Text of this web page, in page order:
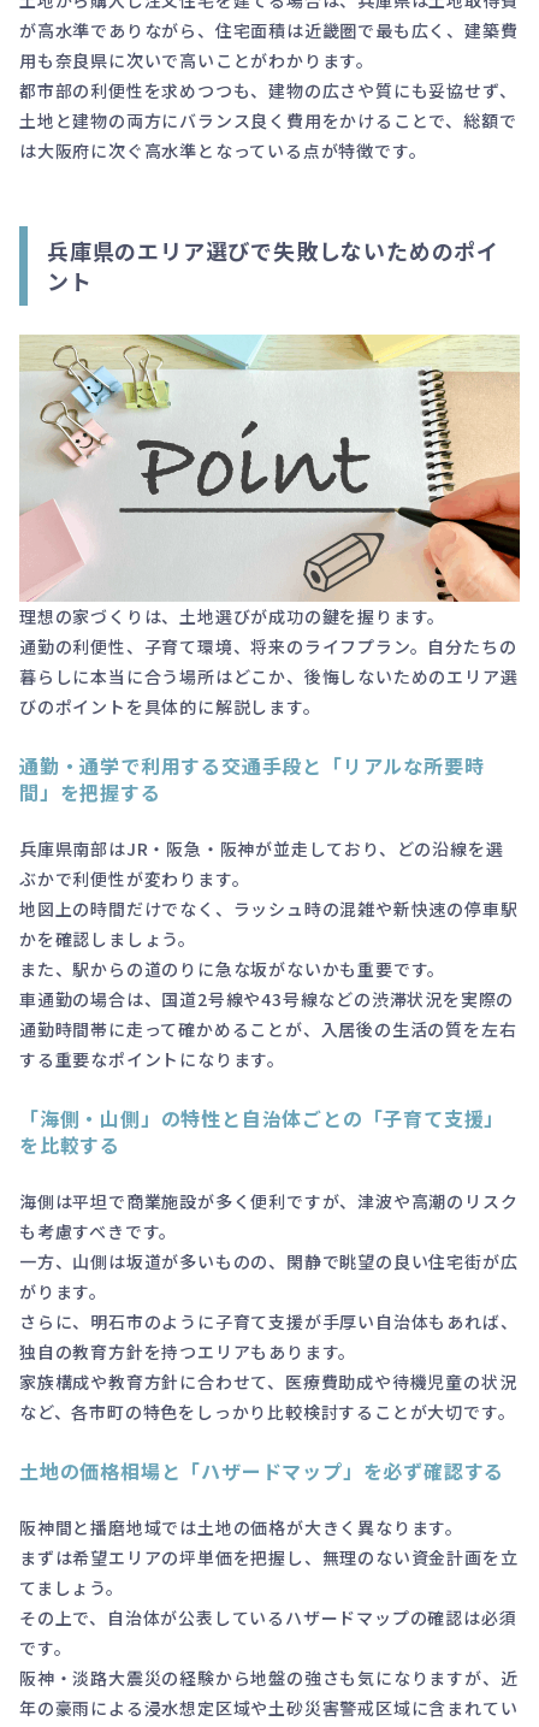
が高水準でありながら、住宅面積は近畿圏で最も広く、建築費
用も奈良県に次いで高いことがわかります。
都市部の利便性を求めつつも、建物の広さや質にも妥協せず、
土地と建物の両方にバランス良く費用をかけることで、総額で
は大阪府に次ぐ高水準となっている点が特徴です。
兵庫県のエリア選びで失敗しないためのポイ
ント
理想の家づくりは、土地選びが成功の鍵を握ります。
通勤の利便性、子育て環境、将来のライフプラン。自分たちの
暮らしに本当に合う場所はどこか、後悔しないためのエリア選
びのポイントを具体的に解説します。
通勤・通学で利用する交通手段と「リアルな所要時
間」を把握する
兵庫県南部はJR・阪急・阪神が並走しており、どの沿線を選
ぶかで利便性が変わります。
地図上の時間だけでなく、ラッシュ時の混雑や新快速の停車駅
かを確認しましょう。
また、駅からの道のりに急な坂がないかも重要です。
車通勤の場合は、国道2号線や43号線などの渋滞状況を実際の
通勤時間帯に走って確かめることが、入居後の生活の質を左右
する重要なポイントになります。
「海側・山側」の特性と自治体ごとの「子育て支援」
を比較する
海側は平坦で商業施設が多く便利ですが、津波や高潮のリスク
も考慮すべきです。
一方、山側は坂道が多いものの、閑静で眺望の良い住宅街が広
がります。
さらに、明石市のように子育て支援が手厚い自治体もあれば、
独自の教育方針を持つエリアもあります。
家族構成や教育方針に合わせて、医療費助成や待機児童の状況
など、各市町の特色をしっかり比較検討することが大切です。
土地の価格相場と「ハザードマップ」を必ず確認する
阪神間と播磨地域では土地の価格が大きく異なります。
まずは希望エリアの坪単価を把握し、無理のない資金計画を立
てましょう。
その上で、自治体が公表しているハザードマップの確認は必須
です。
阪神・淡路大震災の経験から地盤の強さも気になりますが、近
年の豪雨による浸水想定区域や土砂災害警戒区域に含まれてい